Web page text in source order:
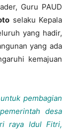
Guru PAUD
selaku Kepala
yang hadir,
yang ada
kemajuan
pembagian
desa
raya Idul Fitri,